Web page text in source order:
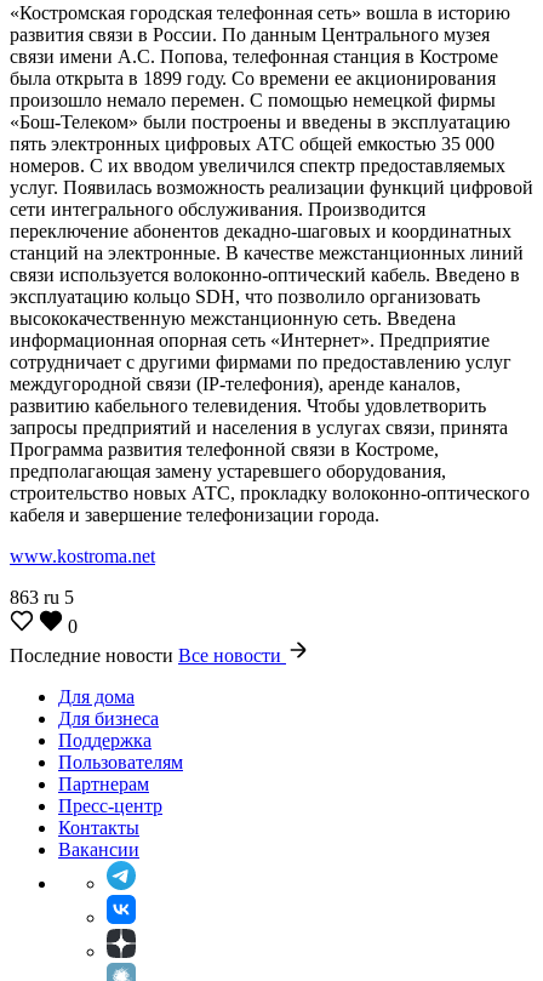
«Костромская городская телефонная сеть» вошла в историю
развития связи в России. По данным Центрального музея
связи имени А.С. Попова, телефонная станция в Костроме
была открыта в 1899 году. Со времени ее акционирования
произошло немало перемен. С помощью немецкой фирмы
«Бош-Телеком» были построены и введены в эксплуатацию
пять электронных цифровых АТС общей емкостью 35 000
номеров. С их вводом увеличился спектр предоставляемых
услуг. Появилась возможность реализации функций цифровой
сети интегрального обслуживания. Производится
переключение абонентов декадно-шаговых и координатных
станций на электронные. В качестве межстанционных линий
связи используется волоконно-оптический кабель. Введено в
эксплуатацию кольцо SDH, что позволило организовать
высококачественную межстанционную сеть. Введена
информационная опорная сеть «Интернет». Предприятие
сотрудничает с другими фирмами по предоставлению услуг
междугородной связи (IP-телефония), аренде каналов,
развитию кабельного телевидения. Чтобы удовлетворить
запросы предприятий и населения в услугах связи, принята
Программа развития телефонной связи в Костроме,
предполагающая замену устаревшего оборудования,
строительство новых АТС, прокладку волоконно-оптического
кабеля и завершение телефонизации города.
www.kostroma.net
863 ru 5
0
Последние новости Все новости
Для дома
Для бизнеса
Поддержка
Пользователям
Партнерам
Пресс-центр
Контакты
Вакансии